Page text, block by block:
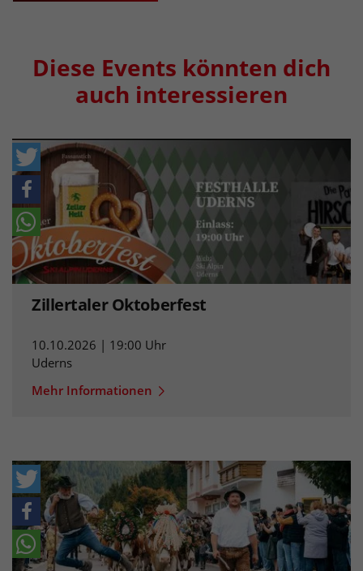
Diese Events könnten dich
auch interessieren
Zillertaler Oktoberfest
10.10.2026 | 19:00 Uhr
Uderns
Mehr Informationen